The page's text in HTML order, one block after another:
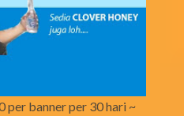
per banner per 30 hari ~